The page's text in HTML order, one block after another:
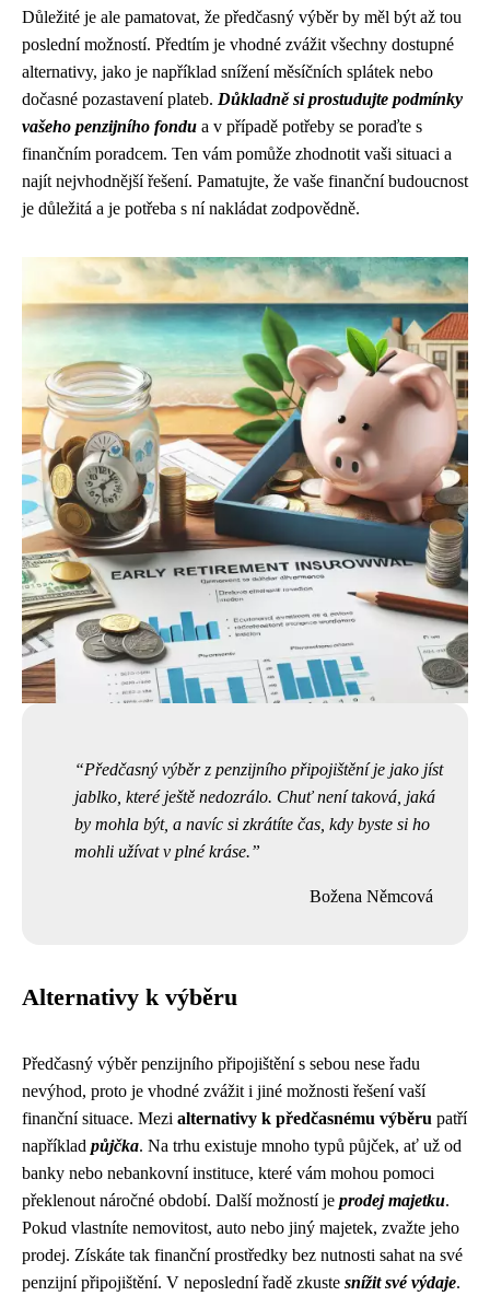
Důležité je ale pamatovat, že předčasný výběr by měl být až tou
poslední možností. Předtím je vhodné zvážit všechny dostupné
alternativy, jako je například snížení měsíčních splátek nebo
dočasné pozastavení plateb. Důkladně si prostudujte podmínky
vašeho penzijního fondu a v případě potřeby se poraďte s
finančním poradcem. Ten vám pomůže zhodnotit vaši situaci a
najít nejvhodnější řešení. Pamatujte, že vaše finanční budoucnost
je důležitá a je potřeba s ní nakládat zodpovědně.
Předčasný výběr z penzijního připojištění je jako jíst
jablko, které ještě nedozrálo. Chuť není taková, jaká
by mohla být, a navíc si zkrátíte čas, kdy byste si ho
mohli užívat v plné kráse.
Božena Němcová
Alternativy k výběru
Předčasný výběr penzijního připojištění s sebou nese řadu
nevýhod, proto je vhodné zvážit i jiné možnosti řešení vaší
finanční situace. Mezi alternativy k předčasnému výběru patří
například půjčka. Na trhu existuje mnoho typů půjček, ať už od
banky nebo nebankovní instituce, které vám mohou pomoci
překlenout náročné období. Další možností je prodej majetku.
Pokud vlastníte nemovitost, auto nebo jiný majetek, zvažte jeho
prodej. Získáte tak finanční prostředky bez nutnosti sahat na své
penzijní připojištění. V neposlední řadě zkuste snížit své výdaje.